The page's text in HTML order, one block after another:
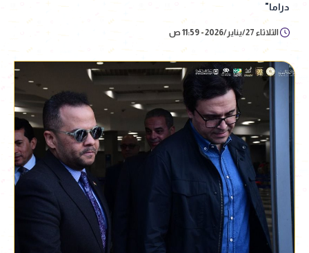
دراما"
الثلاثاء 27/يناير/2026 - 11:59 ص